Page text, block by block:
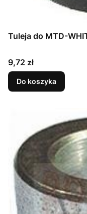
Cena
9,72 zł
Do koszyka